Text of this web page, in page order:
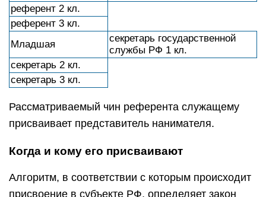
референт 2 кл.
референт 3 кл.
Младшая
секретарь государственной
службы РФ 1 кл.
секретарь 2 кл.
секретарь 3 кл.
Рассматриваемый чин референта служащему
присваивает представитель нанимателя.
Когда и кому его присваивают
Алгоритм, в соответствии с которым происходит
присвоение в субъекте РФ, определяет закон